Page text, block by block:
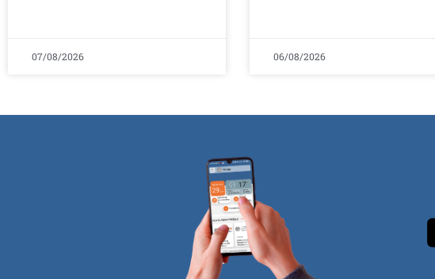
07/08/2026 06/08/2026